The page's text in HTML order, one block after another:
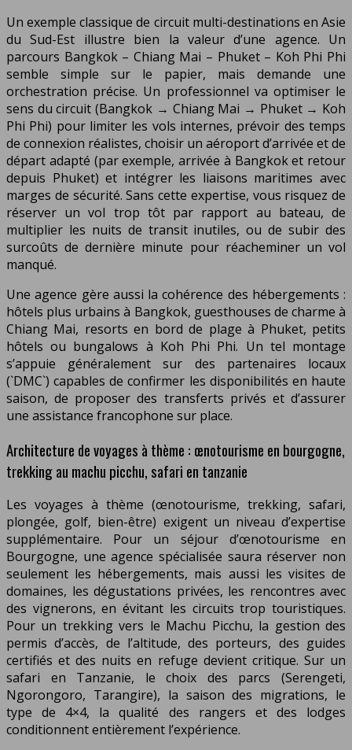
Un exemple classique de circuit multi-destinations en Asie
du Sud-Est illustre bien la valeur d’une agence. Un
parcours Bangkok – Chiang Mai – Phuket – Koh Phi Phi
semble simple sur le papier, mais demande une
orchestration précise. Un professionnel va optimiser le
sens du circuit (Bangkok → Chiang Mai → Phuket → Koh
Phi Phi) pour limiter les vols internes, prévoir des temps
de connexion réalistes, choisir un aéroport d’arrivée et de
départ adapté (par exemple, arrivée à Bangkok et retour
depuis Phuket) et intégrer les liaisons maritimes avec
marges de sécurité. Sans cette expertise, vous risquez de
réserver un vol trop tôt par rapport au bateau, de
multiplier les nuits de transit inutiles, ou de subir des
surcoûts de dernière minute pour réacheminer un vol
manqué.
Une agence gère aussi la cohérence des hébergements :
hôtels plus urbains à Bangkok, guesthouses de charme à
Chiang Mai, resorts en bord de plage à Phuket, petits
hôtels ou bungalows à Koh Phi Phi. Un tel montage
s’appuie généralement sur des partenaires locaux
(`DMC`) capables de confirmer les disponibilités en haute
saison, de proposer des transferts privés et d’assurer
une assistance francophone sur place.
Architecture de voyages à thème : œnotourisme en bourgogne,
trekking au machu picchu, safari en tanzanie
Les voyages à thème (œnotourisme, trekking, safari,
plongée, golf, bien-être) exigent un niveau d’expertise
supplémentaire. Pour un séjour d’œnotourisme en
Bourgogne, une agence spécialisée saura réserver non
seulement les hébergements, mais aussi les visites de
domaines, les dégustations privées, les rencontres avec
des vignerons, en évitant les circuits trop touristiques.
Pour un trekking vers le Machu Picchu, la gestion des
permis d’accès, de l’altitude, des porteurs, des guides
certifiés et des nuits en refuge devient critique. Sur un
safari en Tanzanie, le choix des parcs (Serengeti,
Ngorongoro, Tarangire), la saison des migrations, le
type de 4×4, la qualité des rangers et des lodges
conditionnent entièrement l’expérience.